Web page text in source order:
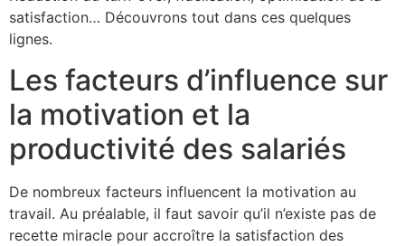
satisfaction… Découvrons tout dans ces quelques
lignes.
Les facteurs d’influence sur
la motivation et la
productivité des salariés
De nombreux facteurs influencent la motivation au
travail. Au préalable, il faut savoir qu’il n’existe pas de
recette miracle pour accroître la satisfaction des